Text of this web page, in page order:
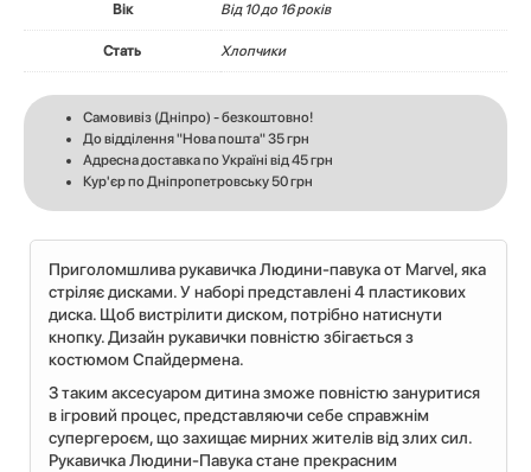
Вік Вiд 10 до 16 років
Стать Хлопчики
Самовивіз (Дніпро) - безкоштовно!
До відділення "Нова пошта" 35 грн
Адресна доставка по Україні від 45 грн
Кур'єр по Дніпропетровську 50 грн
Приголомшлива рукавичка Людини-павука от Marvel, яка
стріляє дисками. У наборі представлені 4 пластикових
диска. Щоб вистрілити диском, потрібно натиснути
кнопку. Дизайн рукавички повністю збігається з
костюмом Спайдермена.
З таким аксесуаром дитина зможе повністю зануритися
в ігровий процес, представляючи себе справжнім
супергероєм, що захищає мирних жителів від злих сил.
Рукавичка Людини-Павука стане прекрасним